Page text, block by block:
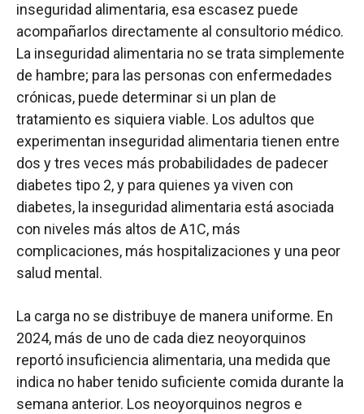
inseguridad alimentaria, esa escasez puede
acompañarlos directamente al consultorio médico.
La inseguridad alimentaria no se trata simplemente
de hambre; para las personas con enfermedades
crónicas, puede determinar si un plan de
tratamiento es siquiera viable. Los adultos que
experimentan inseguridad alimentaria tienen entre
dos y tres veces más probabilidades de padecer
diabetes tipo 2, y para quienes ya viven con
diabetes, la inseguridad alimentaria está asociada
con niveles más altos de A1C, más
complicaciones, más hospitalizaciones y una peor
salud mental.
La carga no se distribuye de manera uniforme. En
2024, más de uno de cada diez neoyorquinos
reportó insuficiencia alimentaria, una medida que
indica no haber tenido suficiente comida durante la
semana anterior. Los neoyorquinos negros e